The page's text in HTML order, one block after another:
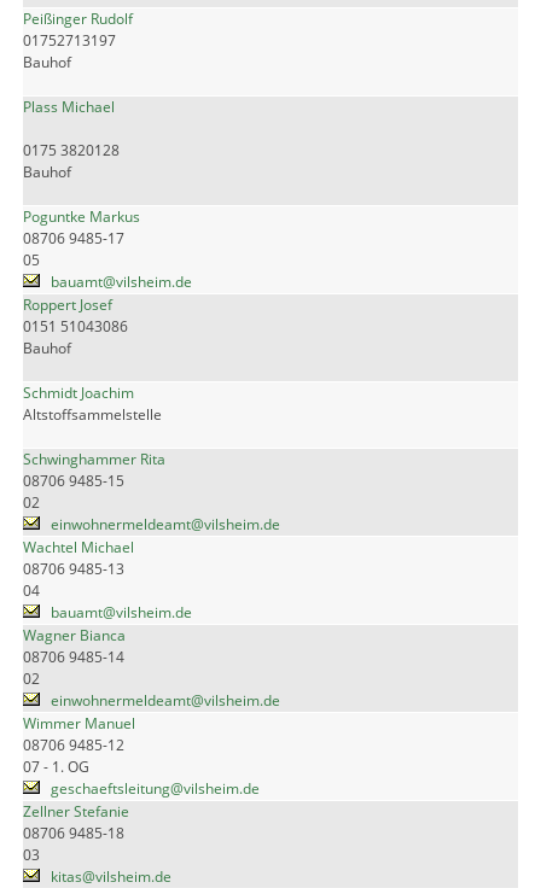
Peißinger Rudolf
01752713197
Bauhof
Plass Michael
0175 3820128
Bauhof
Poguntke Markus
08706 9485-17
05
bauamt@vilsheim.de
Roppert Josef
0151 51043086
Bauhof
Schmidt Joachim
Altstoffsammelstelle
Schwinghammer Rita
08706 9485-15
02
einwohnermeldeamt@vilsheim.de
Wachtel Michael
08706 9485-13
04
bauamt@vilsheim.de
Wagner Bianca
08706 9485-14
02
einwohnermeldeamt@vilsheim.de
Wimmer Manuel
08706 9485-12
07 - 1. OG
geschaeftsleitung@vilsheim.de
Zellner Stefanie
08706 9485-18
03
kitas@vilsheim.de